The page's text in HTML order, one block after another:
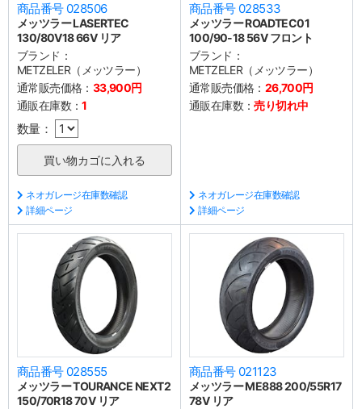
商品番号 028506
メッツラー LASERTEC
130/80V18 66V リア
ブランド：
METZELER（メッツラー）
通常販売価格： 33,900円
通販在庫数：1
数量：
ネオガレージ在庫数確認
詳細ページ
商品番号 028533
メッツラー ROADTEC01
100/90-18 56V フロント
ブランド：
METZELER（メッツラー）
通常販売価格： 26,700円
通販在庫数：売り切れ中
ネオガレージ在庫数確認
詳細ページ
商品番号 028555
メッツラー TOURANCE NEXT2
150/70R18 70V リア
商品番号 021123
メッツラー ME888 200/55R17
78V リア